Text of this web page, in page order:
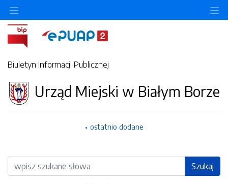
Biuletyn Informacji Publicznej
Urząd Miejski w Białym Borze
ostatnio dodane
Wyszukiwarka Szukaj